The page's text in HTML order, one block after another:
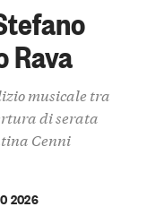
Rava
musicale tra
di serata
Cenni
2026